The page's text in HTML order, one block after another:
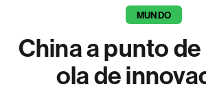
MUNDO
China a punto
ola de